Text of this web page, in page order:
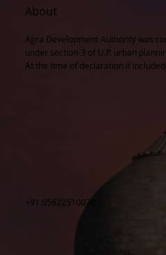
+91 05622510070
About
Agra Development Authority was
under section-3 of U.P. urban
At the time of declaration it